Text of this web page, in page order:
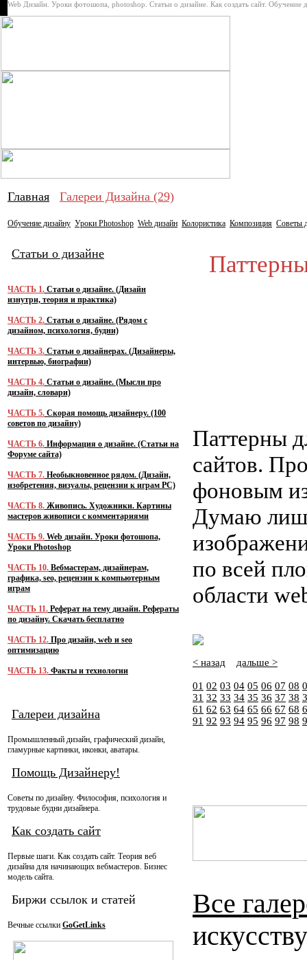
Web Дизайн. Уроки фотошопа, photoshop. Статьи о дизайне. Как создать сайт. Обучение
Главная Галереи Дизайна (29)
Обучение дизайну Уроки Photoshop Web дизайн Колористика Композиция Советы
Статьи о дизайне
ЧАСТЬ 1. Статьи о дизайне. (Дизайн
изнутри, теория и практика)
ЧАСТЬ 2. Статьи о дизайне. (Рядом с
дизайном, психология, будни)
ЧАСТЬ 3. Статьи о дизайнерах. (Дизайнеры,
интервью, биографии)
ЧАСТЬ 4. Статьи о дизайне. (Мысли про
дизайн, словари)
ЧАСТЬ 5. Скорая помощь дизайнеру. (100
советов по дизайну)
ЧАСТЬ 6. Информация о дизайне. (Статьи на
Форуме сайта)
ЧАСТЬ 7. Необыкновенное рядом. (Дизайн,
изобретения, визуалы, рецензии к играм PC)
ЧАСТЬ 8. Живопись. Художники. Картины
мастеров живописи с комментариями
ЧАСТЬ 9. Web дизайн. Уроки фотошопа,
Уроки Photoshop
ЧАСТЬ 10. Вебмастерам, дизайнерам,
графика, seo, рецензии к компьютерным
играм
ЧАСТЬ 11. Реферат на тему дизайн. Рефераты
по дизайну. Скачать бесплатно
ЧАСТЬ 12. Про дизайн, web и seo
оптимизацию
ЧАСТЬ 13. Факты и технологии
Галереи дизайна
Промышленный дизайн, графический дизайн,
гламурные картинки, иконки, аватары.
Помощь Дизайнеру!
Советы по дизайну. Философия, психология и
трудовые будни дизайнера.
Как создать сайт
Первые шаги. Как создать сайт. Теория веб
дизайна для начинающих вебмастеров. Бизнес
модель сайта.
Биржи ссылок и статей
Вечные ссылки GoGetLinks
Паттерны
сайтов.
фоновым
Думаю
по всей
области
< назад дальше >
01 02 03 04 05 06 07 08
31 32 33 34 35 36 37 38
61 62 63 64 65 66 67 68
91 92 93 94 95 96 97 98
Все